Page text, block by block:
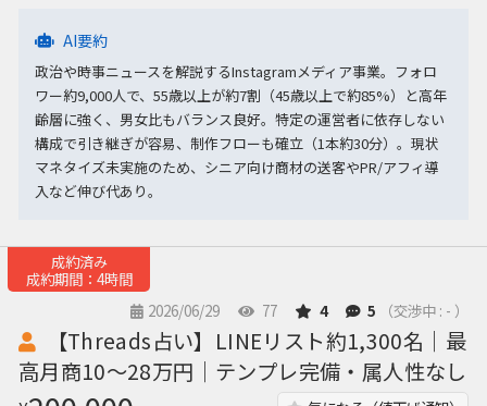
AI要約
政治や時事ニュースを解説するInstagramメディア事業。フォロ
ワー約9,000人で、55歳以上が約7割（45歳以上で約85%）と高年
齢層に強く、男女比もバランス良好。特定の運営者に依存しない
構成で引き継ぎが容易、制作フローも確立（1本約30分）。現状
マネタイズ未実施のため、シニア向け商材の送客やPR/アフィ導
入など伸び代あり。
成約済み
成約期間：4時間
2026/06/29
77 4 5 （交渉中 : - ）
【Threads占い】LINEリスト約1,300名｜最
高月商10〜28万円｜テンプレ完備・属人性なし